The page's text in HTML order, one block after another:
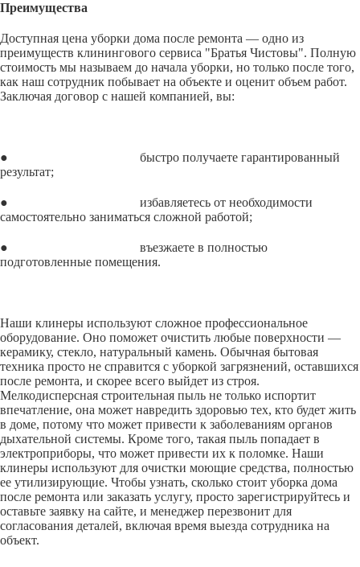
Преимущества
Доступная цена уборки дома после ремонта — одно из
преимуществ клинингового сервиса "Братья Чистовы". Полную
стоимость мы называем до начала уборки, но только после того,
как наш сотрудник побывает на объекте и оценит объем работ.
Заключая договор с нашей компанией, вы:
● быстро получаете гарантированный
результат;
● избавляетесь от необходимости
самостоятельно заниматься сложной работой;
● въезжаете в полностью
подготовленные помещения.
Наши клинеры используют сложное профессиональное
оборудование. Оно поможет очистить любые поверхности —
керамику, стекло, натуральный камень. Обычная бытовая
техника просто не справится с уборкой загрязнений, оставшихся
после ремонта, и скорее всего выйдет из строя.
Мелкодисперсная строительная пыль не только испортит
впечатление, она может навредить здоровью тех, кто будет жить
в доме, потому что может привести к заболеваниям органов
дыхательной системы. Кроме того, такая пыль попадает в
электроприборы, что может привести их к поломке. Наши
клинеры используют для очистки моющие средства, полностью
ее утилизирующие. Чтобы узнать, сколько стоит уборка дома
после ремонта или заказать услугу, просто зарегистрируйтесь и
оставьте заявку на сайте, и менеджер перезвонит для
согласования деталей, включая время выезда сотрудника на
объект.